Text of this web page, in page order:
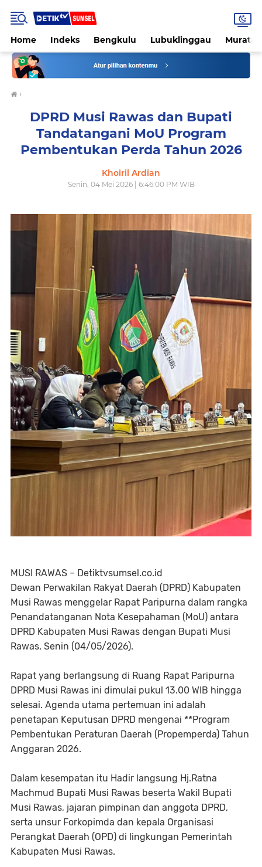
Home Indeks Bengkulu Lubuklinggau
›
DPRD Musi Rawas dan Bupati
Tandatangani MoU Program
Pembentukan Perda Tahun 2026
Khoiril Ardian
Senin, 04 Mei 2026 | 6:46:00 PM WIB
MUSI RAWAS – Detiktvsumsel.co.id
Dewan Perwakilan Rakyat Daerah (DPRD) Kabupaten
Musi Rawas menggelar Rapat Paripurna dalam rangka
Penandatanganan Nota Kesepahaman (MoU) antara
DPRD Kabupaten Musi Rawas dengan Bupati Musi
Rawas, Senin (04/05/2026).
Rapat yang berlangsung di Ruang Rapat Paripurna
DPRD Musi Rawas ini dimulai pukul 13.00 WIB hingga
selesai. Agenda utama pertemuan ini adalah
penetapan Keputusan DPRD mengenai **Program
Pembentukan Peraturan Daerah (Propemperda) Tahun
Anggaran 2026.
Dalam kesempatan itu Hadir langsung Hj.Ratna
Machmud Bupati Musi Rawas beserta Wakil Bupati
Musi Rawas, jajaran pimpinan dan anggota DPRD,
serta unsur Forkopimda dan kepala Organisasi
Perangkat Daerah (OPD) di lingkungan Pemerintah
Kabupaten Musi Rawas.